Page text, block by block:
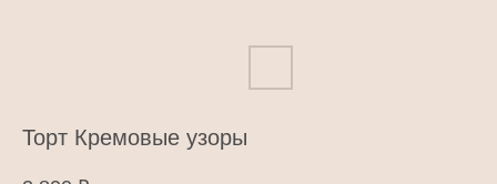
Торт Кремовые узоры